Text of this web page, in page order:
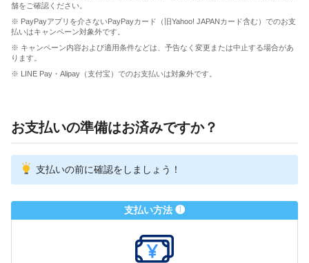
舗をご確認ください。
※ PayPayアプリを介さないPayPayカード（旧Yahoo! JAPANカード含む）でのお支
払いはキャンペーン対象外です。
※ キャンペーン内容および適用条件などは、予告なく変更または中止する場合があ
ります。
※ LINE Pay・Alipay（支付宝）でのお支払いは対象外です。
お支払いの準備はお済みですか？
支払いの前に確認をしましょう！
支払い方法 ❶